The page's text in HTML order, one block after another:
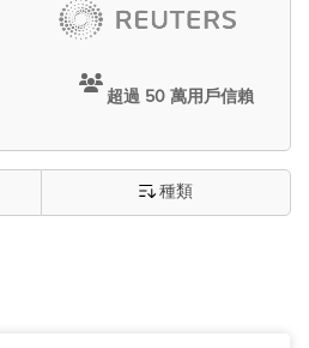
超過 50 萬用戶信賴
種類